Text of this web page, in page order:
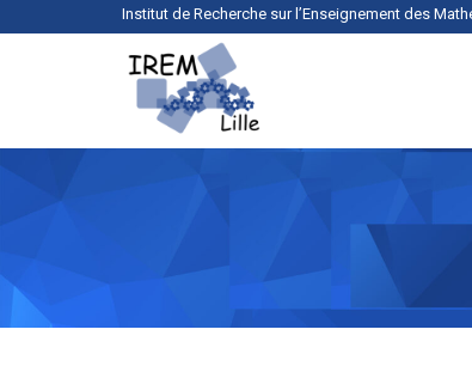
Institut de Recherche sur l’Enseignement des